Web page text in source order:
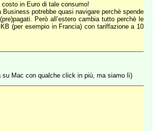
in Euro di tale consumo!
potrebbe quasi navigare perchè spende
Però all’estero cambia tutto perchè le
(per esempio in Francia) con tariffazione a 10
Mac con qualche click in più, ma siamo lì)